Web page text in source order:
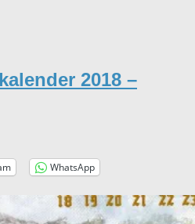
2018 –
WhatsApp